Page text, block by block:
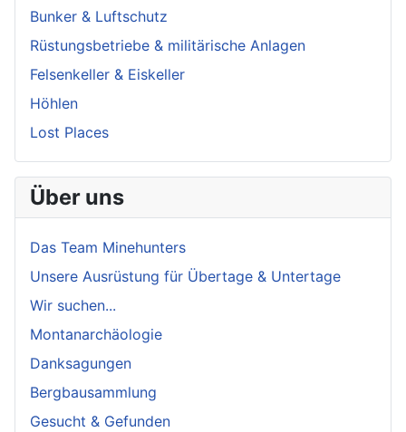
Bunker & Luftschutz
Rüstungsbetriebe & militärische Anlagen
Felsenkeller & Eiskeller
Höhlen
Lost Places
Über uns
Das Team Minehunters
Unsere Ausrüstung für Übertage & Untertage
Wir suchen...
Montanarchäologie
Danksagungen
Bergbausammlung
Gesucht & Gefunden